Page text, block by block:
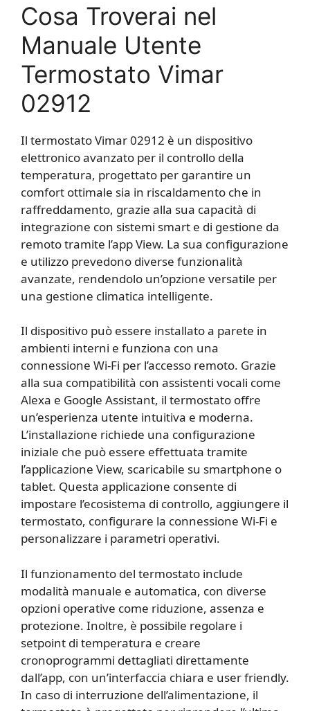
Cosa Troverai nel
Manuale Utente
Termostato Vimar
02912
Il termostato Vimar 02912 è un dispositivo
elettronico avanzato per il controllo della
temperatura, progettato per garantire un
comfort ottimale sia in riscaldamento che in
raffreddamento, grazie alla sua capacità di
integrazione con sistemi smart e di gestione da
remoto tramite l’app View. La sua configurazione
e utilizzo prevedono diverse funzionalità
avanzate, rendendolo un’opzione versatile per
una gestione climatica intelligente.
Il dispositivo può essere installato a parete in
ambienti interni e funziona con una
connessione Wi-Fi per l’accesso remoto. Grazie
alla sua compatibilità con assistenti vocali come
Alexa e Google Assistant, il termostato offre
un’esperienza utente intuitiva e moderna.
L’installazione richiede una configurazione
iniziale che può essere effettuata tramite
l’applicazione View, scaricabile su smartphone o
tablet. Questa applicazione consente di
impostare l’ecosistema di controllo, aggiungere il
termostato, configurare la connessione Wi-Fi e
personalizzare i parametri operativi.
Il funzionamento del termostato include
modalità manuale e automatica, con diverse
opzioni operative come riduzione, assenza e
protezione. Inoltre, è possibile regolare i
setpoint di temperatura e creare
cronoprogrammi dettagliati direttamente
dall’app, con un’interfaccia chiara e user friendly.
In caso di interruzione dell’alimentazione, il